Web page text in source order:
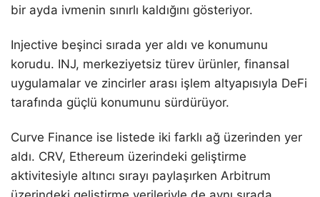
bir ayda ivmenin sınırlı kaldığını gösteriyor.
Injective beşinci sırada yer aldı ve konumunu
korudu. INJ, merkeziyetsiz türev ürünler, finansal
uygulamalar ve zincirler arası işlem altyapısıyla DeFi
tarafında güçlü konumunu sürdürüyor.
Curve Finance ise listede iki farklı ağ üzerinden yer
aldı. CRV, Ethereum üzerindeki geliştirme
aktivitesiyle altıncı sırayı paylaşırken Arbitrum